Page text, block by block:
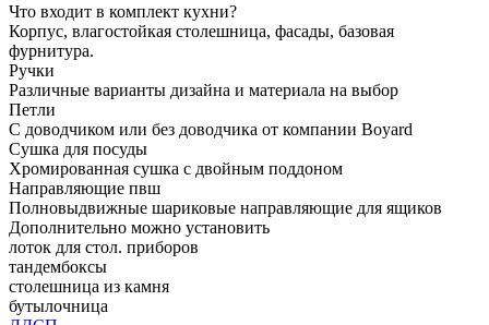
Что входит в комплект кухни?
Корпус, влагостойкая столешница, фасады, базовая
фурнитура.
Ручки
Различные варианты дизайна и материала на выбор
Петли
С доводчиком или без доводчика от компании Boyard
Сушка для посуды
Хромированная сушка с двойным поддоном
Направляющие пвш
Полновыдвижные шариковые направляющие для ящиков
Дополнительно можно установить
лоток для стол. приборов
тандембоксы
столешница из камня
бутылочница